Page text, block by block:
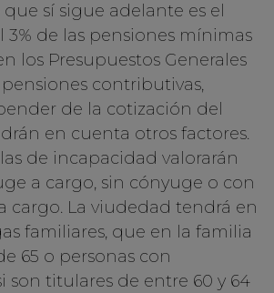
sí sigue adelante es el
de las pensiones mínimas
los Presupuestos Generales
pensiones contributivas,
de la cotización del
en cuenta otros factores.
de incapacidad valorarán
a cargo, sin cónyuge o con
cargo. La viudedad tendrá en
familiares, que en la familia
65 o personas con
son titulares de entre 60 y 64